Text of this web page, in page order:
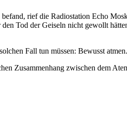
rief die Radiostation Echo
Tod der Geiseln nicht gewollt
Fall tun müssen: Bewusst
Zusammenhang zwischen dem